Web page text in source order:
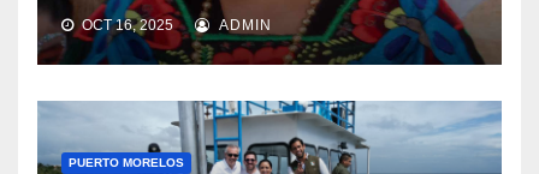
OCT 16, 2025 ADMIN
PUERTO MORELOS